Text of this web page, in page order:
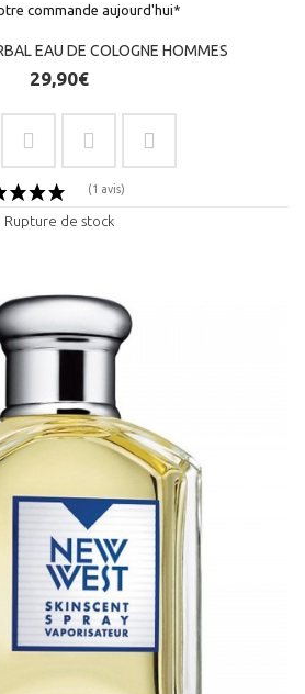
commande aujourd'hui*
EAU DE COLOGNE HOMMES
29,90€
Rupture de stock